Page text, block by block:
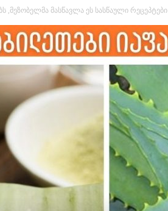
,მეზობელმა მასწავლა ეს სასწაული რეცეპტები